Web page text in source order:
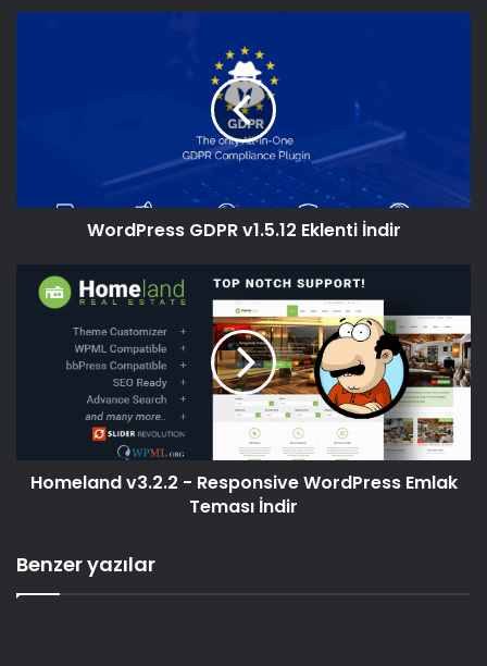
sitesi
WordPress GDPR v1.5.12 Eklenti İndir
Homeland v3.2.2 - Responsive WordPress Emlak
Teması İndir
Benzer yazılar